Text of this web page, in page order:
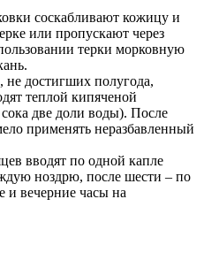
соскабливают кожицу и
или пропускают через
терки морковную
не достигших полугода,
теплой кипяченой
две доли воды). После
применять неразбавленный
вводят по одной капле
ноздрю, после шести – по
и вечерние часы на